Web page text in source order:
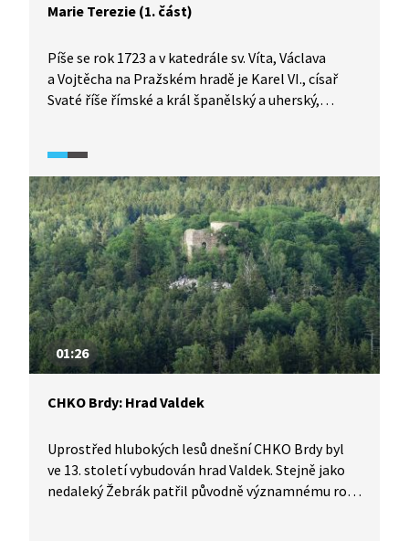
Marie Terezie (1. část)
Píše se rok 1723 a v katedrále sv. Víta, Václava
a Vojtěcha na Pražském hradě je Karel VI., císař
Svaté říše římské a král španělský a uherský,
Terezie. Příběh dětské lásky a pozdějšího
manželství s Františkem Štěpánem Lotrinským,
nastoupení vladařské cesty, převzetí maďarské
koruny i příběh šestnáctinásobného mateřství
jedné z nejvýznamnějších žen v dějinách novodobé
Evropy.
01:26
CHKO Brdy: Hrad Valdek
Uprostřed hlubokých lesů dnešní CHKO Brdy byl
ve 13. století vybudován hrad Valdek. Stejně jako
nedaleký Žebrák patřil původně významnému rodu